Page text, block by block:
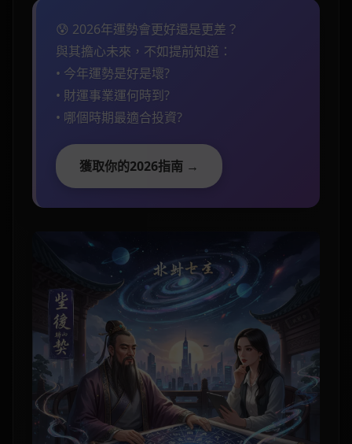
😰 2026年運勢會更好還是更差？
與其擔心未來，不如提前知道：
• 今年運勢是好是壞?
• 財運事業運何時到?
• 哪個時期最適合投資?
獲取你的2026指南 →